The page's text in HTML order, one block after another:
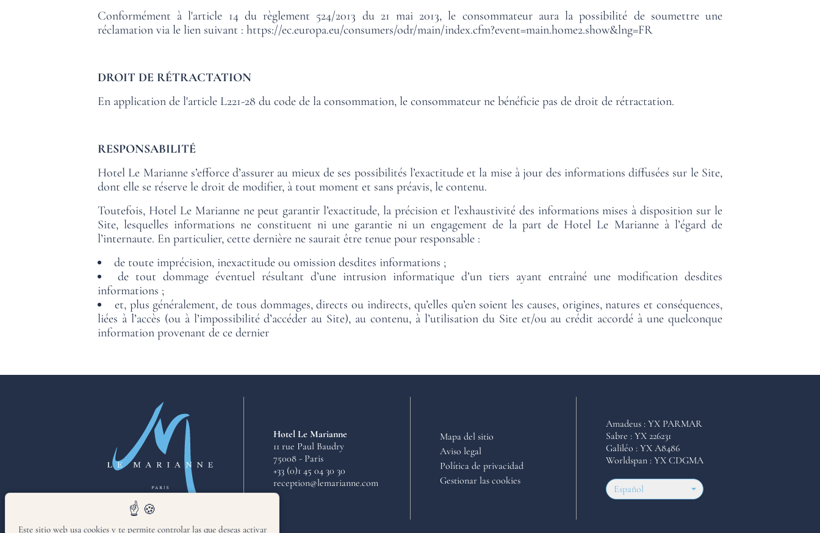
Conformément à l'article 14 du règlement 524/2013 du 21 mai 2013, le consommateur aura la possibilité de soumettre une
réclamation via le lien suivant : https://ec.europa.eu/consumers/odr/main/index.cfm?event=main.home2.show&lng=FR
DROIT DE RÉTRACTATION
En application de l'article L221-28 du code de la consommation, le consommateur ne bénéficie pas de droit de rétractation.
RESPONSABILITÉ
Hotel Le Marianne s’efforce d’assurer au mieux de ses possibilités l’exactitude et la mise à jour des informations diffusées sur le Site,
dont elle se réserve le droit de modifier, à tout moment et sans préavis, le contenu.
Toutefois, Hotel Le Marianne ne peut garantir l’exactitude, la précision et l’exhaustivité des informations mises à disposition sur le
Site, lesquelles informations ne constituent ni une garantie ni un engagement de la part de Hotel Le Marianne à l’égard de
l’internaute. En particulier, cette dernière ne saurait être tenue pour responsable :
de toute imprécision, inexactitude ou omission desdites informations ;
de tout dommage éventuel résultant d’une intrusion informatique d’un tiers ayant entraîné une modification desdites
informations ;
et, plus généralement, de tous dommages, directs ou indirects, qu’elles qu’en soient les causes, origines, natures et conséquences,
liées à l’accès (ou à l’impossibilité d’accéder au Site), au contenu, à l’utilisation du Site et/ou au crédit accordé à une quelconque
information provenant de ce dernier
Hotel Le Marianne
11 rue Paul Baudry
75008 - Paris
+33 (0)1 45 04 30 30
reception@lemarianne.com
Mapa del sitio
Aviso legal
Política de privacidad
Gestionar las cookies
Amadeus : YX PARMAR
Sabre : YX 226231
Galiléo : YX A8486
Worldspan : YX CDGMA
Español
Este sitio web usa cookies y te permite controlar las que deseas activar